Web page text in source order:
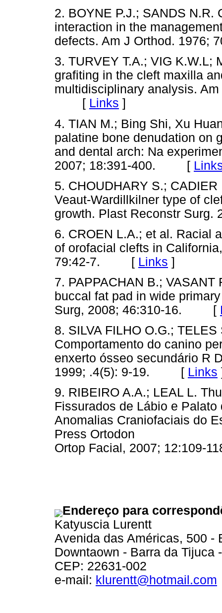
2. BOYNE P.J.; SANDS N.R.
interaction in the
defects. Am J Orthod.
3. TURVEY T.A.; VIG K.W.L;
grafiting in the cleft maxilla
multidisciplinary analysis.
[ Links ]
4. TIAN M.; Bing Shi, Xu
palatine bone denudation on
and dental arch: Na
2007; 18:391-400. [
5. CHOUDHARY S.;
Veaut-Wardillkilner type of
growth. Plast Reconstr
6. CROEN L.A.; et al. Racial
of orofacial clefts in
79:42-7. [ Links ]
7. PAPPACHAN B.;
buccal fat pad in wide
Surg, 2008; 46:310-16. [
8. SILVA FILHO O.G.;
Comportamento do canino
enxerto ósseo secundário R
1999; .4(5): 9-19. [ Links
9. RIBEIRO A.A.; LEAL L.
Fissurados de Lábio e
Anomalias Craniofaciais do
Press Ortodon
Ortop Facial, 2007; 12:109-
Endereço para
Katyuscia Lurentt
Avenida das Américas, 500 -
Downtaown - Barra da Tijuca
CEP: 22631-002
e-mail: klurentt@hotmail.com